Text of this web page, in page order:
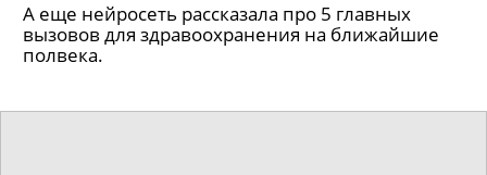
А еще нейросеть рассказала про 5 главных
вызовов для здравоохранения на ближайшие
полвека.